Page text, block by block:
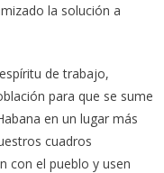
la solución a
de trabajo,
para que se sume
en un lugar más
cuadros
con el pueblo y usen